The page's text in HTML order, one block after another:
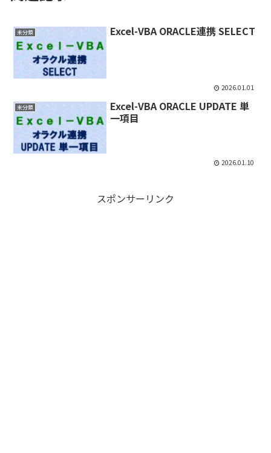
未分類 Excel-VBA ORACLE連携 SELECT
2026.01.01
未分類
Excel-VBA ORACLE UPDATE 単
一項目
2026.01.10
スポンサーリンク